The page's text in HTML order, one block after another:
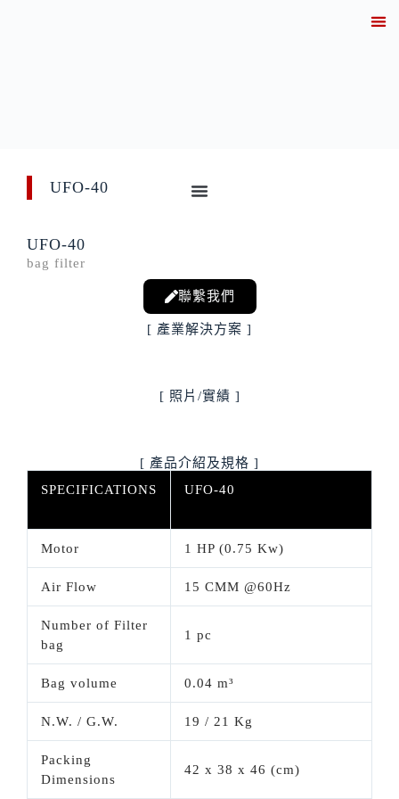
UFO-40
UFO-40
bag filter
聯繫我們
[ 產業解決方案 ]
[ 照片/實績 ]
[ 產品介紹及規格 ]
SPECIFICATIONS
UFO-40
Motor 1 HP (0.75 Kw)
Air Flow 15 CMM @60Hz
Number of Filter
bag
1 pc
Bag volume 0.04 m³
N.W. / G.W. 19 / 21 Kg
Packing
Dimensions
42 x 38 x 46 (cm)